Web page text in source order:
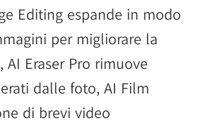
Editing espande in modo
per migliorare la
AI Eraser Pro rimuove
dalle foto, AI Film
di brevi video